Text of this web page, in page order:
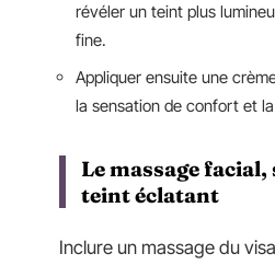
révéler un teint plus
fine.
Appliquer ensuite une
la sensation de confort et
Le massage facial,
teint éclatant
Inclure un massage du